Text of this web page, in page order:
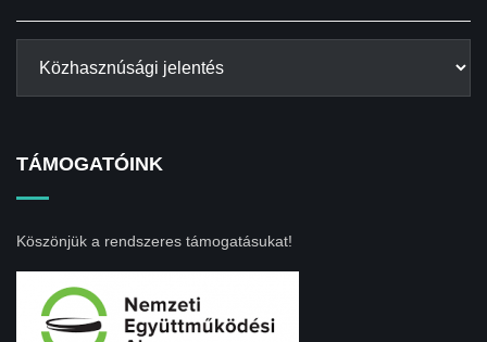
TÁMOGATÓINK
Köszönjük a rendszeres támogatásukat!